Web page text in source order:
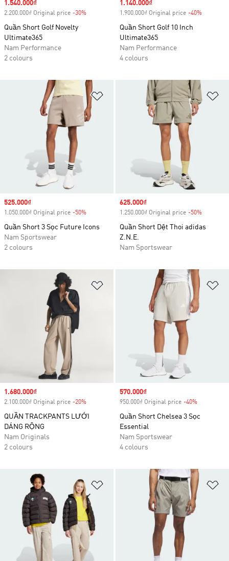
Sale price
1.540.000₫
2.200.000₫ Original price -30%
Quần Short Golf Novelty
Ultimate365
Nam Performance
2 colours
Sale price
1.140.000₫
1.900.000₫ Original price -40%
Quần Short Golf 10 Inch
Ultimate365
Nam Performance
4 colours
Add to Wishlist
Sale price
525.000₫
1.050.000₫ Original price -50%
Quần Short 3 Sọc Future Icons
Nam Sportswear
2 colours
Sale price
625.000₫
1.250.000₫ Original price -50%
Quần Short Dệt Thoi adidas
Z.N.E.
Nam Sportswear
Add to Wishlist
Sale price
1.680.000₫
2.100.000₫ Original price -20%
QUẦN TRACKPANTS LƯỚI
DÁNG RỘNG
Nam Originals
2 colours
Sale price
570.000₫
950.000₫ Original price -40%
Quần Short Chelsea 3 Sọc
Essential
Nam Sportswear
4 colours
Add to Wishlist